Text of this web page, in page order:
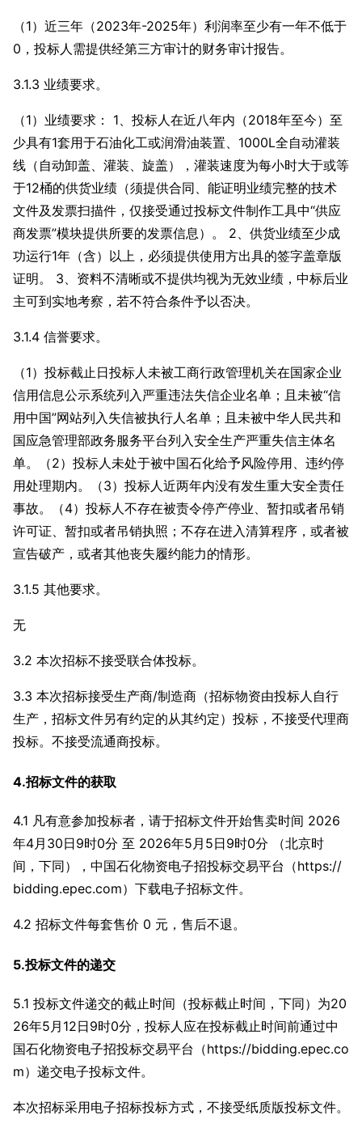
（1）近三年（2023年-2025年）利润率至少有一年不低于
0，投标人需提供经第三方审计的财务审计报告。
3.1.3 业绩要求。
（1）业绩要求： 1、投标人在近八年内（2018年至今）至
少具有1套用于石油化工或润滑油装置、1000L全自动灌装
线（自动卸盖、灌装、旋盖），灌装速度为每小时大于或等
于12桶的供货业绩（须提供合同、能证明业绩完整的技术
文件及发票扫描件，仅接受通过投标文件制作工具中“供应
商发票”模块提供所要的发票信息）。 2、供货业绩至少成
功运行1年（含）以上，必须提供使用方出具的签字盖章版
证明。 3、资料不清晰或不提供均视为无效业绩，中标后业
主可到实地考察，若不符合条件予以否决。
3.1.4 信誉要求。
（1）投标截止日投标人未被工商行政管理机关在国家企业
信用信息公示系统列入严重违法失信企业名单；且未被“信
用中国”网站列入失信被执行人名单；且未被中华人民共和
国应急管理部政务服务平台列入安全生产严重失信主体名
单。（2）投标人未处于被中国石化给予风险停用、违约停
用处理期内。（3）投标人近两年内没有发生重大安全责任
事故。（4）投标人不存在被责令停产停业、暂扣或者吊销
许可证、暂扣或者吊销执照；不存在进入清算程序，或者被
宣告破产，或者其他丧失履约能力的情形。
3.1.5 其他要求。
无
3.2 本次招标不接受联合体投标。
3.3 本次招标接受生产商/制造商（招标物资由投标人自行
生产，招标文件另有约定的从其约定）投标，不接受代理商
投标。不接受流通商投标。
4.招标文件的获取
4.1 凡有意参加投标者，请于招标文件开始售卖时间 2026
年4月30日9时0分 至 2026年5月5日9时0分 （北京时
间，下同），中国石化物资电子招投标交易平台（https://
bidding.epec.com）下载电子招标文件。
4.2 招标文件每套售价 0 元，售后不退。
5.投标文件的递交
5.1 投标文件递交的截止时间（投标截止时间，下同）为20
26年5月12日9时0分，投标人应在投标截止时间前通过中
国石化物资电子招投标交易平台（https://bidding.epec.co
m）递交电子投标文件。
本次招标采用电子招标投标方式，不接受纸质版投标文件。